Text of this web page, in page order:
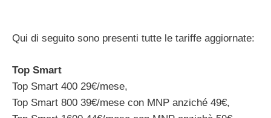
Qui di seguito sono presenti tutte le tariffe aggiornate:
Top Smart
Top Smart 400 29€/mese,
Top Smart 800 39€/mese con MNP anziché 49€,